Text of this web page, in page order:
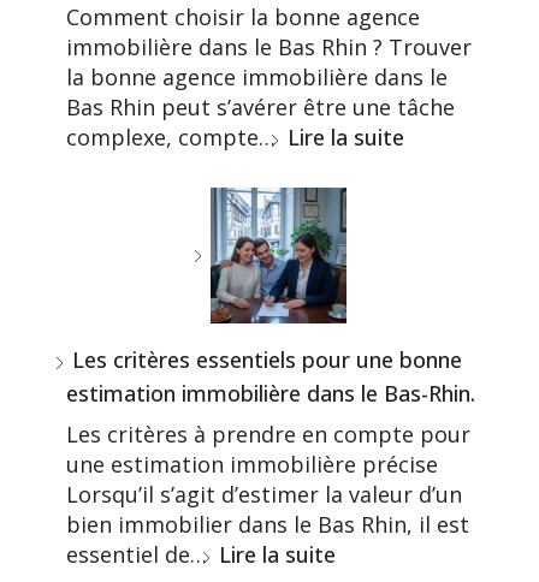
Comment choisir la bonne agence
immobilière dans le Bas Rhin ? Trouver
la bonne agence immobilière dans le
Bas Rhin peut s’avérer être une tâche
complexe, compte… Lire la suite
Les critères essentiels pour une bonne
estimation immobilière dans le Bas-Rhin.
Les critères à prendre en compte pour
une estimation immobilière précise
Lorsqu’il s’agit d’estimer la valeur d’un
bien immobilier dans le Bas Rhin, il est
essentiel de… Lire la suite